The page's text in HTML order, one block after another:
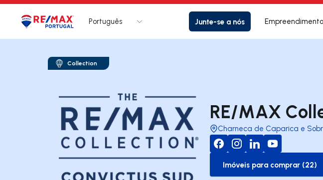
Logo Ir para página inicial
Português Junte-se a nós
Collection
RE/MAX
Charneca de Caparica e
to-buy-listing
Imóveis para comprar (22)